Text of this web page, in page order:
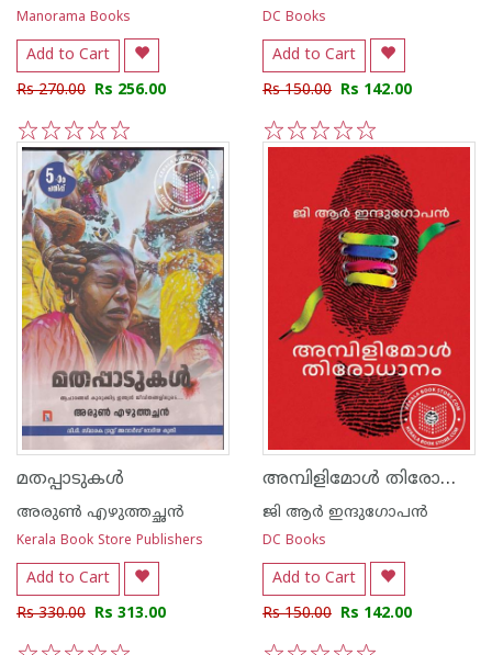
Manorama Books
Add to Cart
Rs 270.00 Rs 256.00
5
4
3
2
1
DC Books
Add to Cart
Rs 150.00 Rs 142.00
5
4
3
2
1
മതപ്പാടുകൾ
അരുണ്‍ എഴുത്തച്ഛന്‍
Kerala Book Store Publishers
Add to Cart
Rs 330.00 Rs 313.00
അമ്പിളിമോൾ തിരോധാനം
ജി ആര്‍ ഇന്ദുഗോപന്‍
DC Books
Add to Cart
Rs 150.00 Rs 142.00